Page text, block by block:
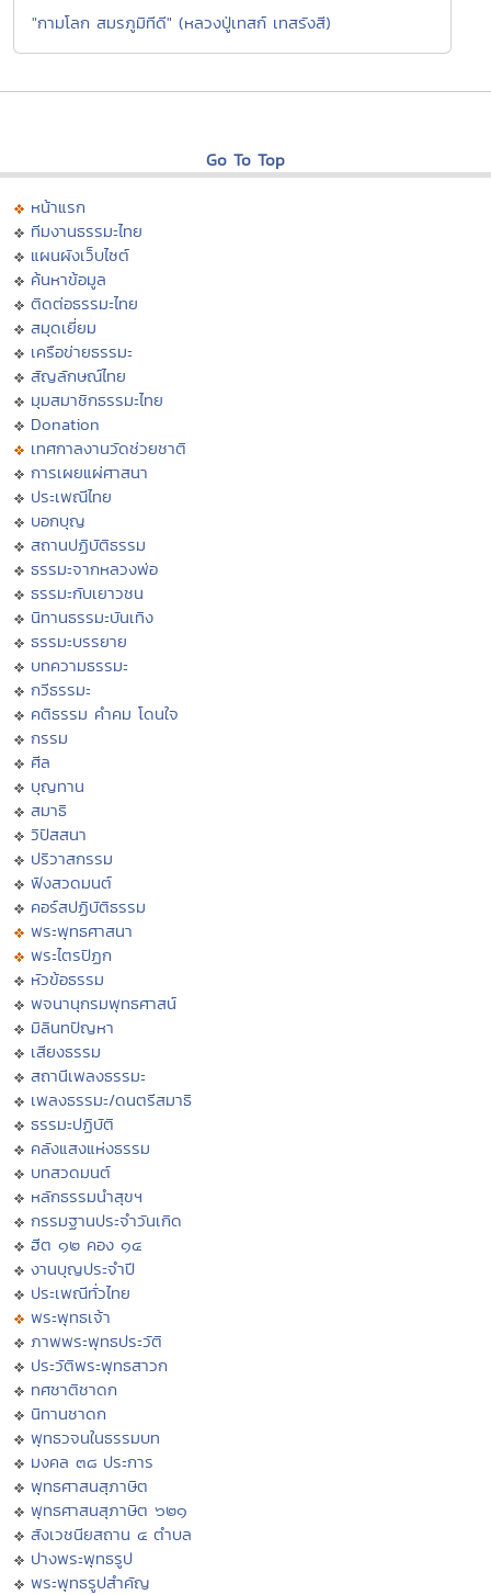
"กามโลก สมรภูมิทีดี" (หลวงปู่เทสก์ เทสรังสี)
Go To Top
หน้าแรก
ทีมงานธรรมะไทย
แผนผังเว็บไซต์
ค้นหาข้อมูล
ติดต่อธรรมะไทย
สมุดเยี่ยม
เครือข่ายธรรมะ
สัญลักษณ์ไทย
มุมสมาชิกธรรมะไทย
Donation
เทศกาลงานวัดช่วยชาติ
การเผยแผ่ศาสนา
ประเพณีไทย
บอกบุญ
สถานปฏิบัติธรรม
ธรรมะจากหลวงพ่อ
ธรรมะกับเยาวชน
นิทานธรรมะบันเทิง
ธรรมะบรรยาย
บทความธรรมะ
กวีธรรมะ
คติธรรม คำคม โดนใจ
กรรม
ศีล
บุญทาน
สมาธิ
วิปัสสนา
ปริวาสกรรม
ฟังสวดมนต์
คอร์สปฏิบัติธรรม
พระพุทธศาสนา
พระไตรปิฏก
หัวข้อธรรม
พจนานุกรมพุทธศาสน์
มิลินทปัญหา
เสียงธรรม
สถานีเพลงธรรมะ
เพลงธรรมะ/ดนตรีสมาธิ
ธรรมะปฏิบัติ
คลังแสงแห่งธรรม
บทสวดมนต์
หลักธรรมนำสุขฯ
กรรมฐานประจำวันเกิด
ฮีต ๑๒ คอง ๑๔
งานบุญประจำปี
ประเพณีทั่วไทย
พระพุทธเจ้า
ภาพพระพุทธประวัติ
ประวัติพระพุทธสาวก
ทศชาติชาดก
นิทานชาดก
พุทธวจนในธรรมบท
มงคล ๓๘ ประการ
พุทธศาสนสุภาษิต
พุทธศาสนสุภาษิต ๖๒๑
สังเวชนียสถาน ๔ ตำบล
ปางพระพุทธรูป
พระพุทธรูปสำคัญ